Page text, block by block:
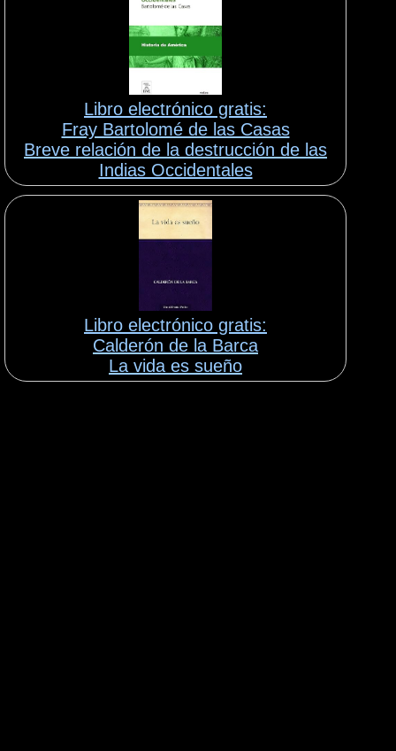
Libro electrónico gratis:
Fray Bartolomé de las Casas
Breve relación de la destrucción de las
Indias Occidentales
Libro electrónico gratis:
Calderón de la Barca
La vida es sueño